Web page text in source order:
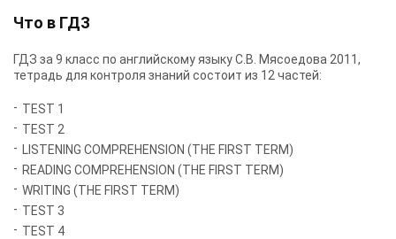
Что в ГДЗ
ГДЗ за 9 класс по английскому языку С.В. Мясоедова 2011,
тетрадь для контроля знаний состоит из 12 частей:
TEST 1
TEST 2
LISTENING COMPREHENSION (THE FIRST TERM)
READING COMPREHENSION (THE FIRST TERM)
WRITING (THE FIRST TERM)
TEST 3
TEST 4